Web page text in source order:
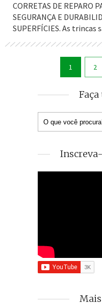
CORRETAS DE REPARO
SEGURANÇA E
SUPERFÍCIES. As trincas
1 2